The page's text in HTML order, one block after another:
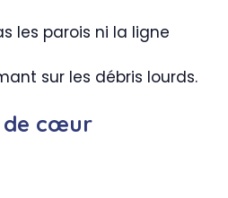
les parois ni la ligne
sur les débris lourds.
de cœur